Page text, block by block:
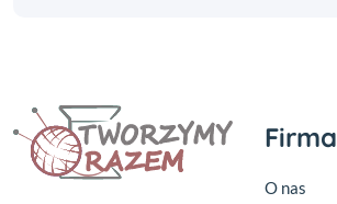
Firma
O nas